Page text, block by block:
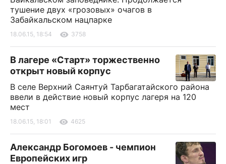
тушение двух «грозовых» очагов в
Забайкальском нацпарке
18.06.15, 18:54 3758
В лагере «Старт» торжественно
открыт новый корпус
В селе Верхний Саянтуй Тарбагатайского района
ввели в действие новый корпус лагеря на 120
мест
18.06.15, 18:01 4625
Александр Богомоев - чемпион
Европейских игр